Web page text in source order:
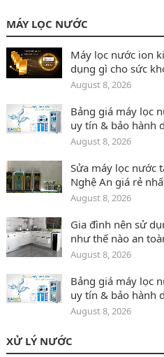
MÁY LỌC NƯỚC
Máy lọc nước ion
dụng gì cho sức
August 8, 2026
Bảng giá máy lọc
uy tín & bảo hành
August 8, 2026
Sửa máy lọc nước
Nghệ An giá rẻ
August 8, 2026
Gia đình nên sử
như thế nào an
August 8, 2026
Bảng giá máy lọc
uy tín & bảo hành
August 8, 2026
XỬ LÝ NƯỚC